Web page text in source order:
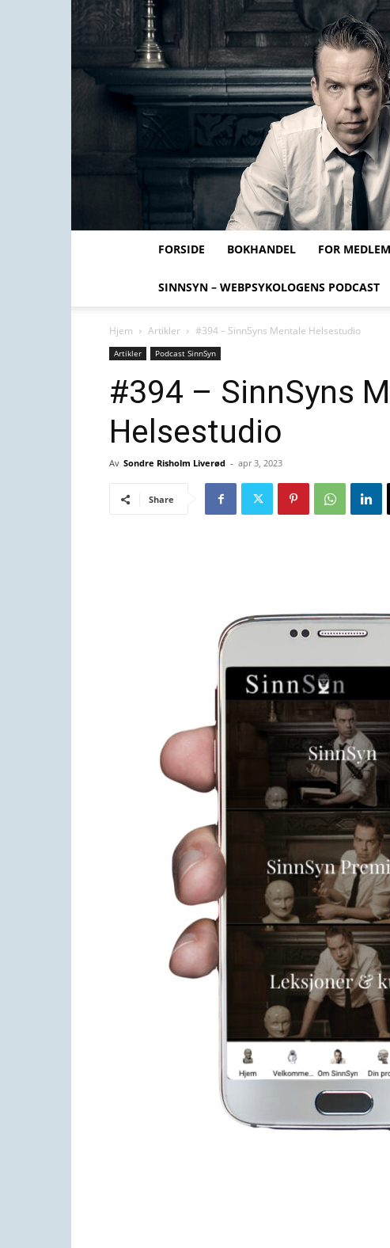
FORSIDE BOKHANDEL FOR
SINNSYN – WEBPSYKOLOGENS PODCAST
Hjem Artikler #394 – SinnSyns Mentale Helsestudio
Artikler Podcast SinnSyn
#394 – SinnSyns
Helsestudio
Av Sondre Risholm Liverød - apr 3, 2023
Share